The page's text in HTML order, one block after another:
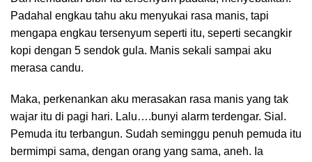
Padahal engkau tahu aku menyukai rasa manis, tapi
mengapa engkau tersenyum seperti itu, seperti secangkir
kopi dengan 5 sendok gula. Manis sekali sampai aku
merasa candu.
Maka, perkenankan aku merasakan rasa manis yang tak
wajar itu di pagi hari. Lalu….bunyi alarm terdengar. Sial.
Pemuda itu terbangun. Sudah seminggu penuh pemuda itu
bermimpi sama, dengan orang yang sama, aneh. Ia